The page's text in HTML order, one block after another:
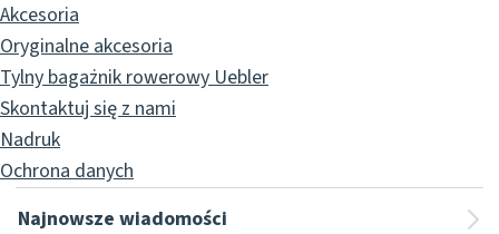
Akcesoria
Oryginalne akcesoria
Tylny bagażnik rowerowy Uebler
Skontaktuj się z nami
Nadruk
Ochrona danych
Najnowsze wiadomości